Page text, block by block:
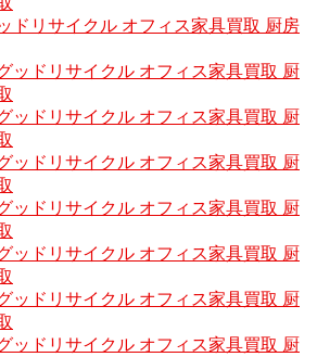
ドリサイクル オフィス家具買取 厨房
ッドリサイクル オフィス家具買取 厨
ッドリサイクル オフィス家具買取 厨
ッドリサイクル オフィス家具買取 厨
ッドリサイクル オフィス家具買取 厨
ッドリサイクル オフィス家具買取 厨
ッドリサイクル オフィス家具買取 厨
ッドリサイクル オフィス家具買取 厨